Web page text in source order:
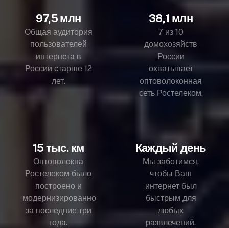
97,5 млн
Общая аудитория
пользователей
интернета в
России старше 12
лет.
38,1 млн
7 из 10
домохозяйств
России
охватывает
оптоволоконная
сеть Ростелеком.
15 тыс. км
Оптоволокна
Ростелеком было
построено и
модернизированно
за последние три
года.
Каждый день
Мы заботимся,
чтобы Ваш
интернет был
быстрым для
любых
развлечений.